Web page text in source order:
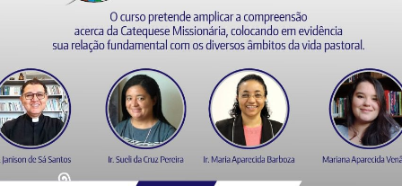
dir 2026-08-07 03:04:47
dir 2026-08-07 03:04:47
dir 2026-08-07 03:04:47
2026-08-07 03:04:47